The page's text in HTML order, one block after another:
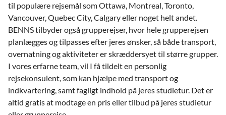
til populære rejsemål som Ottawa, Montreal, Toronto,
Vancouver, Quebec City, Calgary eller noget helt andet.
BENNS tilbyder også grupperejser, hvor hele grupperejsen
planlægges og tilpasses efter jeres ønsker, så både transport,
overnatning og aktiviteter er skræddersyet til større grupper.
I vores erfarne team, vil I få tildelt en personlig
rejsekonsulent, som kan hjælpe med transport og
indkvartering, samt fagligt indhold på jeres studietur. Det er
altid gratis at modtage en pris eller tilbud på jeres studietur